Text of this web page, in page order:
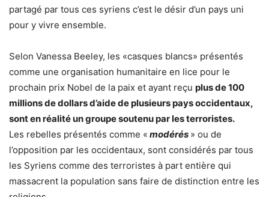
partagé par tous ces syriens c’est le désir d’un pays uni
pour y vivre ensemble.
Selon Vanessa Beeley, les «casques blancs» présentés
comme une organisation humanitaire en lice pour le
prochain prix Nobel de la paix et ayant reçu plus de 100
millions de dollars d’aide de plusieurs pays occidentaux,
sont en réalité un groupe soutenu par les terroristes.
Les rebelles présentés comme « modérés » ou de
l’opposition par les occidentaux, sont considérés par tous
les Syriens comme des terroristes à part entière qui
massacrent la population sans faire de distinction entre les